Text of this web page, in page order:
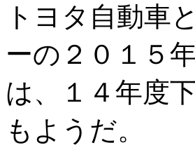
トヨタ自動車
ーの２０１５
は、１４年度
もようだ。